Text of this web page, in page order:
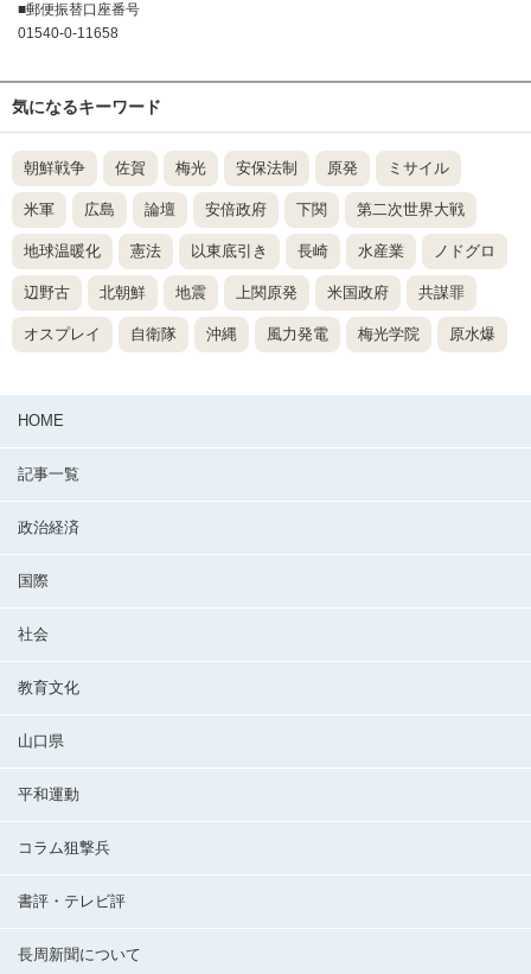
■郵便振替口座番号
01540-0-11658
気になるキーワード
朝鮮戦争 佐賀 梅光 安保法制 原発 ミサイル
米軍 広島 論壇 安倍政府 下関 第二次世界大戦
地球温暖化 憲法 以東底引き 長崎 水産業 ノドグロ
辺野古 北朝鮮 地震 上関原発 米国政府 共謀罪
オスプレイ 自衛隊 沖縄 風力発電 梅光学院 原水爆
HOME
記事一覧
政治経済
国際
社会
教育文化
山口県
平和運動
コラム狙撃兵
書評・テレビ評
長周新聞について